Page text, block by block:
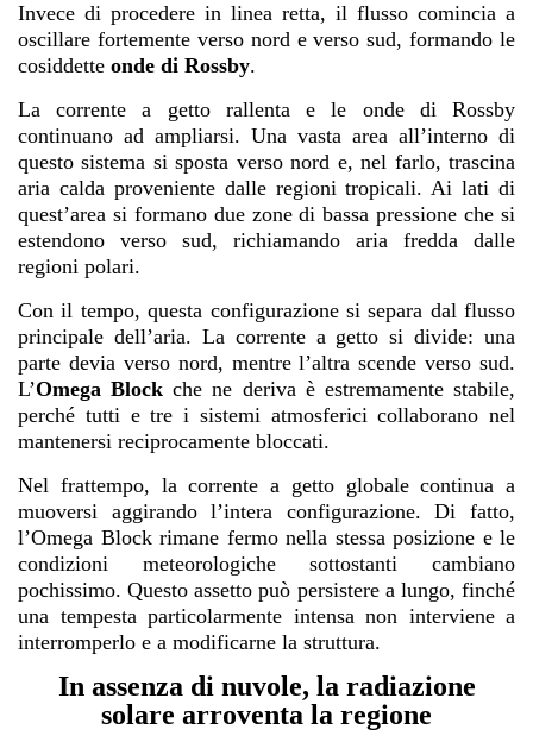
Invece di procedere in linea retta, il flusso comincia a
oscillare fortemente verso nord e verso sud, formando le
cosiddette onde di Rossby.
La corrente a getto rallenta e le onde di Rossby
continuano ad ampliarsi. Una vasta area all’interno di
questo sistema si sposta verso nord e, nel farlo, trascina
aria calda proveniente dalle regioni tropicali. Ai lati di
quest’area si formano due zone di bassa pressione che si
estendono verso sud, richiamando aria fredda dalle
regioni polari.
Con il tempo, questa configurazione si separa dal flusso
principale dell’aria. La corrente a getto si divide: una
parte devia verso nord, mentre l’altra scende verso sud.
L’Omega Block che ne deriva è estremamente stabile,
perché tutti e tre i sistemi atmosferici collaborano nel
mantenersi reciprocamente bloccati.
Nel frattempo, la corrente a getto globale continua a
muoversi aggirando l’intera configurazione. Di fatto,
l’Omega Block rimane fermo nella stessa posizione e le
condizioni meteorologiche sottostanti cambiano
pochissimo. Questo assetto può persistere a lungo, finché
una tempesta particolarmente intensa non interviene a
interromperlo e a modificarne la struttura.
In assenza di nuvole, la radiazione
solare arroventa la regione